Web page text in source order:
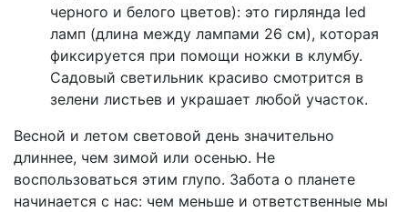
черного и белого цветов): это гирлянда led
ламп (длина между лампами 26 см), которая
фиксируется при помощи ножки в клумбу.
Садовый светильник красиво смотрится в
зелени листьев и украшает любой участок.
Весной и летом световой день значительно
длиннее, чем зимой или осенью. Не
воспользоваться этим глупо. Забота о планете
начинается с нас: чем меньше и ответственные мы